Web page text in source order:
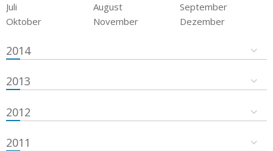
Juli
August
September
Oktober
November Dezember
2014
2013
2012
2011